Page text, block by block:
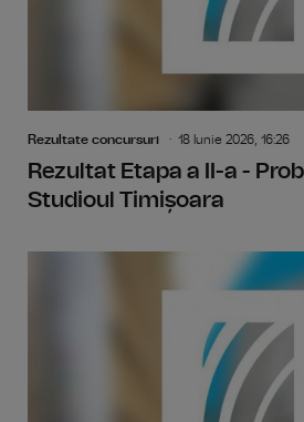
Rezultate concursuri 18 Iunie 2026, 16:26
Rezultat Etapa a II-a -
Studioul Timișoara